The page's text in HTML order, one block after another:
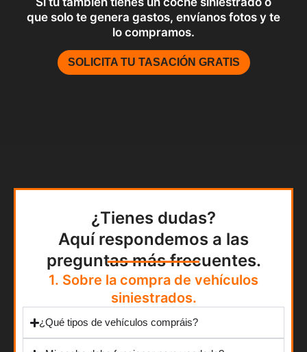
que solo te genera gastos, envíanos fotos y te
lo compramos.
SOLICITA TU TASACIÓN GRATIS
¿Tienes dudas?
Aquí respondemos a las
preguntas más frecuentes.
1. Sobre la compra de vehículos
siniestrados.
¿Qué tipos de vehículos compráis?